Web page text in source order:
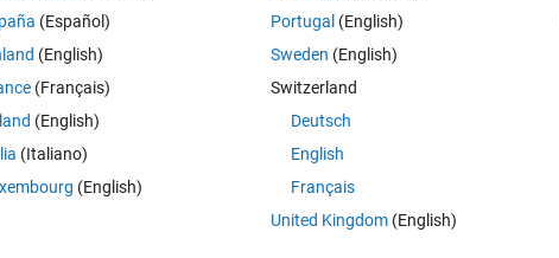
those and keep adding more values from other excel files.
(Español)
(English)
(Français)
(English)
(Italiano)
(English)
Portugal (English)
Sweden (English)
Switzerland
Deutsch
English
Français
United Kingdom(English)